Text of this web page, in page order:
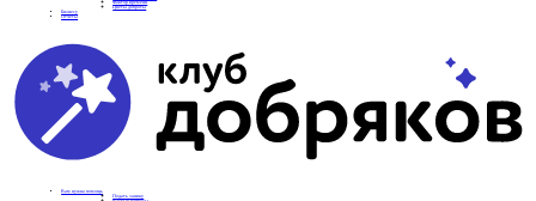
Фактор времени
Цветы доброты
Бизнесу
Отчеты
Вам нужна помощь
Подать заявку